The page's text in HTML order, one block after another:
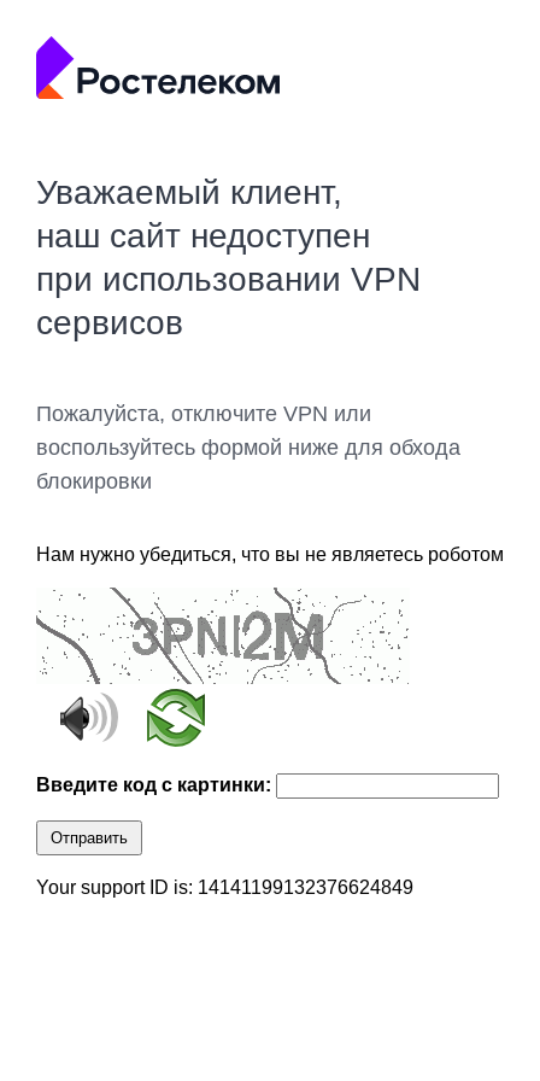
Уважаемый клиент,
наш сайт недоступен
при использовании VPN
сервисов
Пожалуйста, отключите VPN или
воспользуйтесь формой ниже для обхода
блокировки
Нам нужно убедиться, что вы не являетесь роботом
Введите код с картинки:
Отправить
Your support ID is: 14141199132376624849